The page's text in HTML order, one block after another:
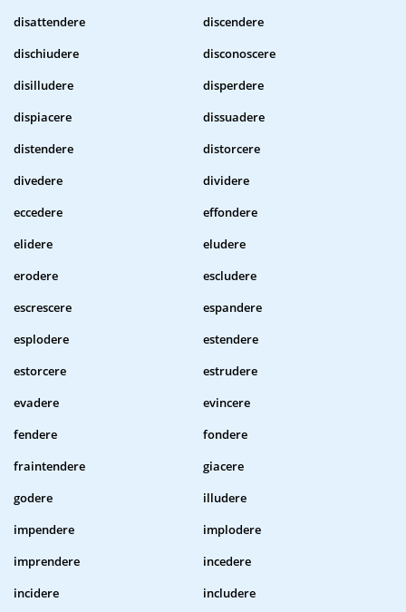
disattendere
discendere
dischiudere
disconoscere
disilludere
disperdere
dispiacere
dissuadere
distendere
distorcere
divedere
dividere
eccedere
effondere
elidere
eludere
erodere
escludere
escrescere
espandere
esplodere
estendere
estorcere
estrudere
evadere
evincere
fendere
fondere
fraintendere
giacere
godere
illudere
impendere
implodere
imprendere
incedere
incidere
includere